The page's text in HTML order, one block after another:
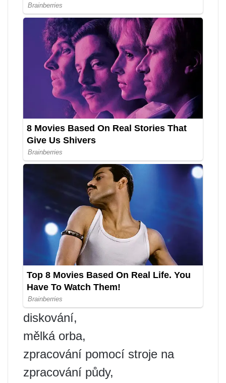
diskování,
mělká orba,
zpracování pomocí stroje na
zpracování půdy,